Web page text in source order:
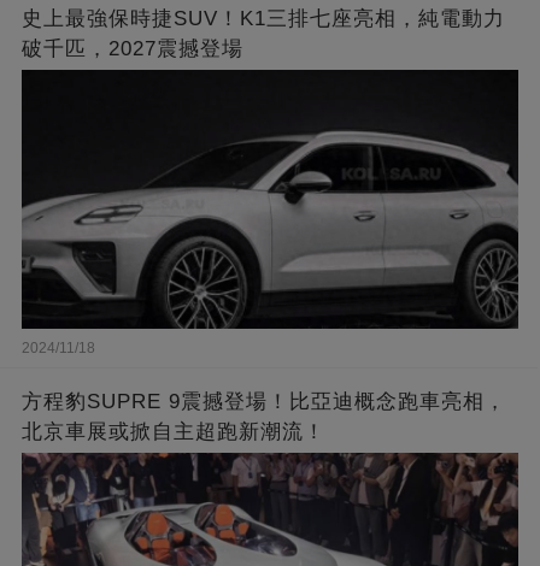
史上最強保時捷SUV！K1三排七座亮相，純電動力
破千匹，2027震撼登場
2024/11/18
方程豹SUPRE 9震撼登場！比亞迪概念跑車亮相，
北京車展或掀自主超跑新潮流！